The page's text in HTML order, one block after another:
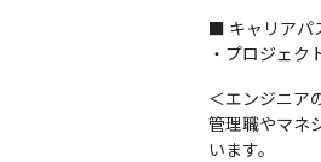
■ キャリアパ
・プロジェ
＜エンジニア
管理職やマネ
います。